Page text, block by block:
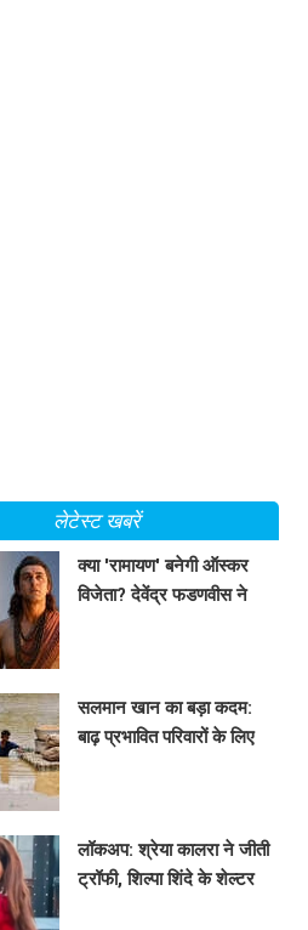
लेटेस्ट खबरें
क्या 'रामायण' बनेगी ऑस्कर
विजेता? देवेंद्र फडणवीस ने
सलमान खान का बड़ा कदम:
बाढ़ प्रभावित परिवारों के लिए
लॉकअप: श्रेया कालरा ने जीती
ट्रॉफी, शिल्पा शिंदे के शेल्टर